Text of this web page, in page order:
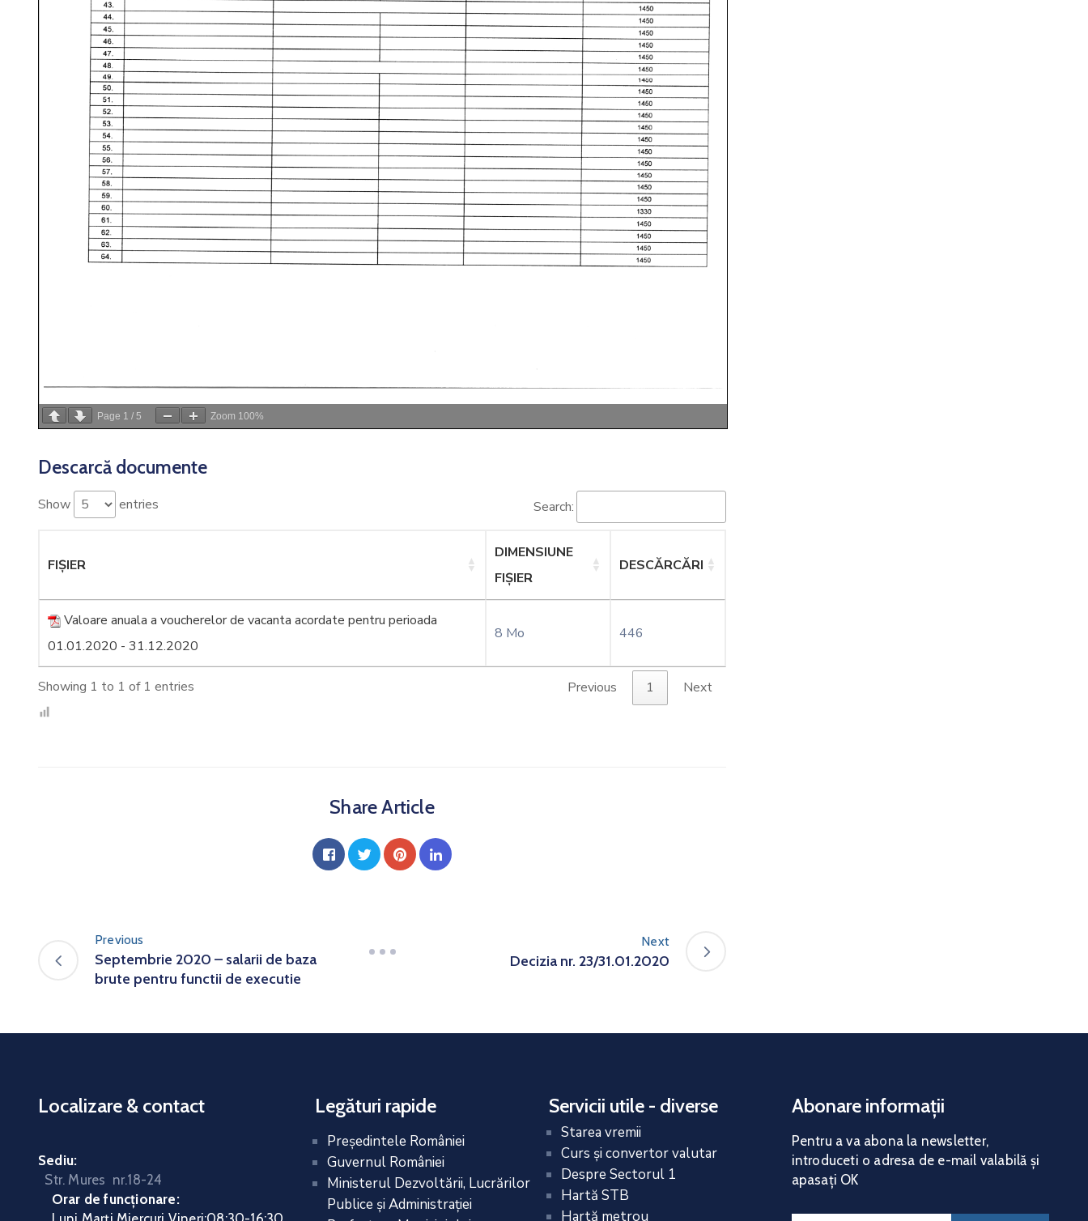
Page 1 / 5 Zoom 100%
Descarcă documente
Show entries Search:
FIȘIER
DIMENSIUNE
FIȘIER
DESCĂRCĂRI
Valoare anuala a voucherelor de vacanta acordate pentru perioada
01.01.2020 - 31.12.2020
8 Mo 446
Showing 1 to 1 of 1 entries Previous 1 Next
Share Article
Previous
Septembrie 2020 – salarii de baza
brute pentru functii de executie
Next
Decizia nr. 23/31.01.2020
Localizare & contact
Sediu:
Str. Mures nr.18-24
Orar de funcționare:
Legături rapide
Preşedintele României
Guvernul României
Ministerul Dezvoltării, Lucrărilor
Publice și Administrației
Servicii utile - diverse
Starea vremii
Curs și convertor valutar
Despre Sectorul 1
Hartă STB
Hartă metrou
Abonare informații
Pentru a va abona la newsletter,
introduceti o adresa de e-mail valabilă și
apasați OK